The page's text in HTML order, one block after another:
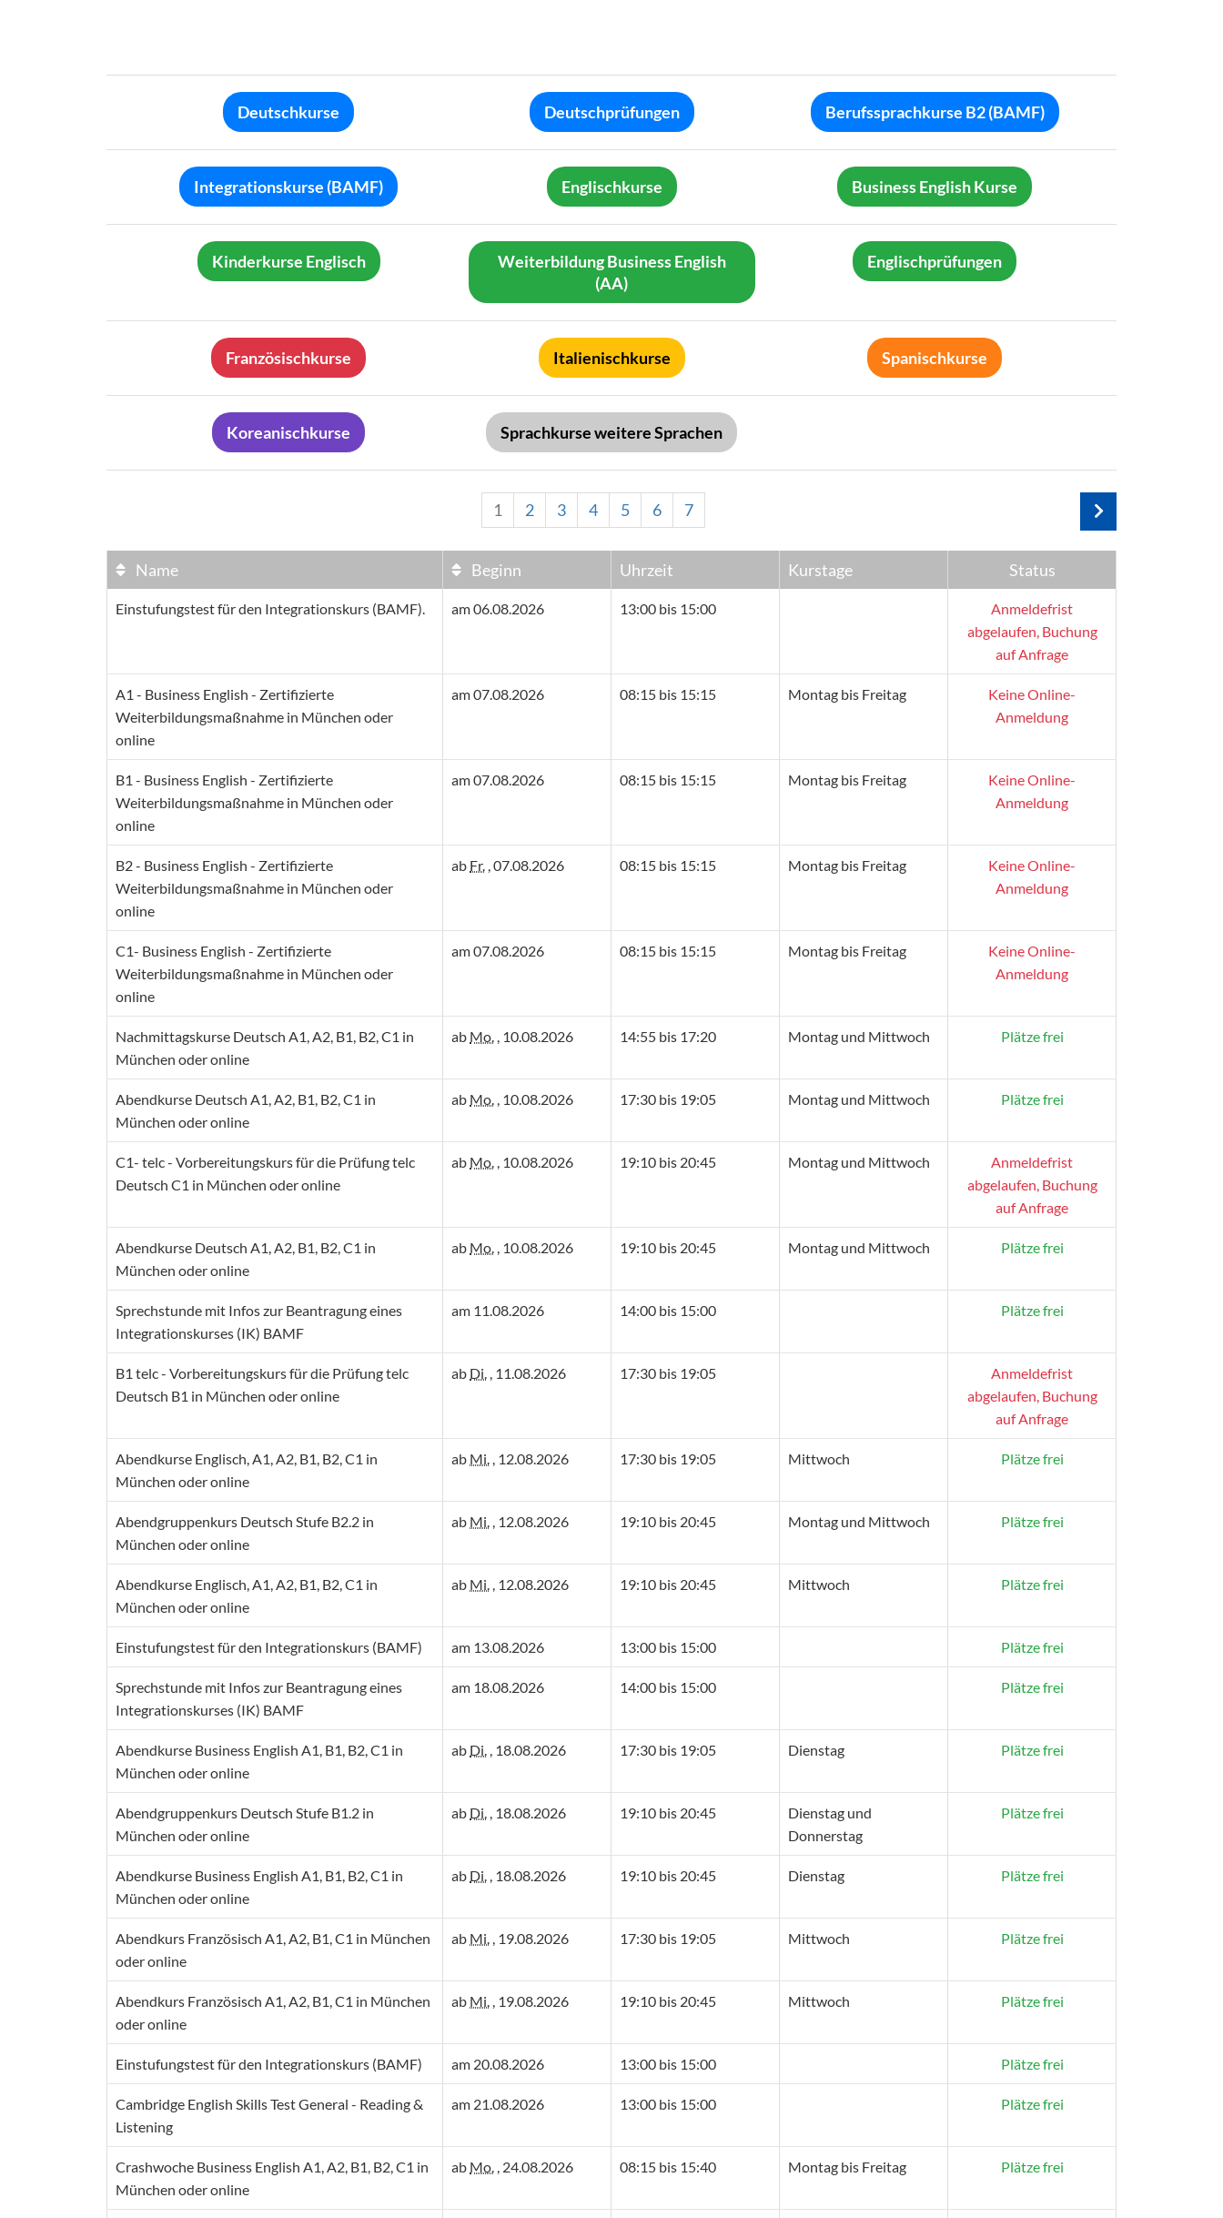
Deutschkurse Deutschprüfungen Berufssprachkurse B2 (BAMF)
Integrationskurse (BAMF) Englischkurse Business English Kurse
Kinderkurse Englisch
Weiterbildung Business English
(AA)
Englischprüfungen
Französischkurse Italienischkurse Spanischkurse
Koreanischkurse Sprachkurse weitere Sprachen
1 2 3 4 5 6 7
Name Beginn Uhrzeit Kurstage Status
Einstufungstest für den Integrationskurs (BAMF). am 06.08.2026 13:00 bis 15:00
Anmeldefrist
abgelaufen, Buchung
auf Anfrage
A1 - Business English - Zertifizierte
Weiterbildungsmaßnahme in München oder
online
am 07.08.2026 08:15 bis 15:15 Montag bis Freitag
Keine Online-
Anmeldung
B1 - Business English - Zertifizierte
Weiterbildungsmaßnahme in München oder
online
am 07.08.2026 08:15 bis 15:15 Montag bis Freitag
Keine Online-
Anmeldung
B2 - Business English - Zertifizierte
Weiterbildungsmaßnahme in München oder
online
ab Fr. , 07.08.2026 08:15 bis 15:15 Montag bis Freitag
Keine Online-
Anmeldung
C1- Business English - Zertifizierte
Weiterbildungsmaßnahme in München oder
online
am 07.08.2026 08:15 bis 15:15 Montag bis Freitag
Keine Online-
Anmeldung
Nachmittagskurse Deutsch A1, A2, B1, B2, C1 in
München oder online
ab Mo. , 10.08.2026 14:55 bis 17:20 Montag und Mittwoch Plätze frei
Abendkurse Deutsch A1, A2, B1, B2, C1 in
München oder online
ab Mo. , 10.08.2026 17:30 bis 19:05 Montag und Mittwoch Plätze frei
C1- telc - Vorbereitungskurs für die Prüfung telc
Deutsch C1 in München oder online
ab Mo. , 10.08.2026 19:10 bis 20:45 Montag und Mittwoch
Anmeldefrist
abgelaufen, Buchung
auf Anfrage
Abendkurse Deutsch A1, A2, B1, B2, C1 in
München oder online
ab Mo. , 10.08.2026 19:10 bis 20:45 Montag und Mittwoch Plätze frei
Sprechstunde mit Infos zur Beantragung eines
Integrationskurses (IK) BAMF
am 11.08.2026 14:00 bis 15:00 Plätze frei
B1 telc - Vorbereitungskurs für die Prüfung telc
Deutsch B1 in München oder online
ab Di. , 11.08.2026 17:30 bis 19:05
Anmeldefrist
abgelaufen, Buchung
auf Anfrage
Abendkurse Englisch, A1, A2, B1, B2, C1 in
München oder online
ab Mi. , 12.08.2026 17:30 bis 19:05 Mittwoch Plätze frei
Abendgruppenkurs Deutsch Stufe B2.2 in
München oder online
ab Mi. , 12.08.2026 19:10 bis 20:45 Montag und Mittwoch Plätze frei
Abendkurse Englisch, A1, A2, B1, B2, C1 in
München oder online
ab Mi. , 12.08.2026 19:10 bis 20:45 Mittwoch Plätze frei
Einstufungstest für den Integrationskurs (BAMF) am 13.08.2026 13:00 bis 15:00 Plätze frei
Sprechstunde mit Infos zur Beantragung eines
Integrationskurses (IK) BAMF
am 18.08.2026 14:00 bis 15:00 Plätze frei
Abendkurse Business English A1, B1, B2, C1 in
München oder online
ab Di. , 18.08.2026 17:30 bis 19:05 Dienstag Plätze frei
Abendgruppenkurs Deutsch Stufe B1.2 in
München oder online
ab Di. , 18.08.2026 19:10 bis 20:45
Dienstag und
Donnerstag
Plätze frei
Abendkurse Business English A1, B1, B2, C1 in
München oder online
ab Di. , 18.08.2026 19:10 bis 20:45 Dienstag Plätze frei
Abendkurs Französisch A1, A2, B1, C1 in München
oder online
ab Mi. , 19.08.2026 17:30 bis 19:05 Mittwoch Plätze frei
Abendkurs Französisch A1, A2, B1, C1 in München
oder online
ab Mi. , 19.08.2026 19:10 bis 20:45 Mittwoch Plätze frei
Einstufungstest für den Integrationskurs (BAMF) am 20.08.2026 13:00 bis 15:00 Plätze frei
Cambridge English Skills Test General - Reading &
Listening
am 21.08.2026 13:00 bis 15:00 Plätze frei
Crashwoche Business English A1, A2, B1, B2, C1 in
München oder online
ab Mo. , 24.08.2026 08:15 bis 15:40 Montag bis Freitag Plätze frei